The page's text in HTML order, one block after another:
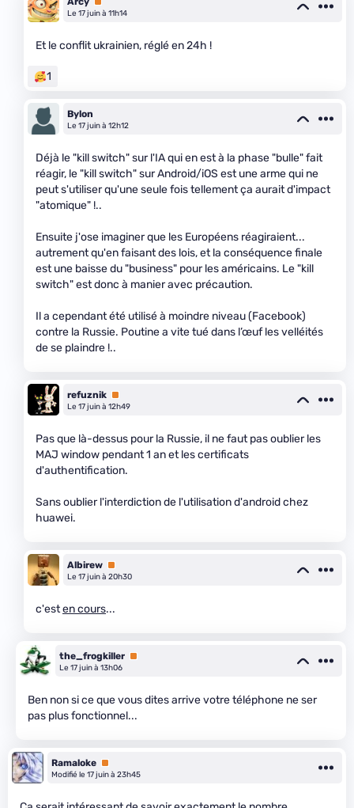
Le 17 juin à 11h14
Et le conflit ukrainien, réglé en 24h !
1
Bylon
Le 17 juin à 12h12
Déjà le "kill switch" sur l'IA qui en est à la phase "bulle" fait
réagir, le "kill switch" sur Android/iOS est une arme qui ne
peut s'utiliser qu'une seule fois tellement ça aurait d'impact
"atomique" !..
Ensuite j'ose imaginer que les Européens réagiraient...
autrement qu'en faisant des lois, et la conséquence finale
est une baisse du "business" pour les américains. Le "kill
switch" est donc à manier avec précaution.
Il a cependant été utilisé à moindre niveau (Facebook)
contre la Russie. Poutine a vite tué dans l’œuf les velléités
de se plaindre !..
refuznik Premium
Le 17 juin à 12h49
Pas que là-dessus pour la Russie, il ne faut pas oublier les
MAJ window pendant 1 an et les certificats
d'authentification.
Sans oublier l'interdiction de l'utilisation d'android chez
huawei.
Albirew Premium
Le 17 juin à 20h30
c'esten cours...
the_frogkiller Premium
Le 17 juin à 13h06
Ben non si ce que vous dites arrive votre téléphone ne ser
pas plus fonctionnel...
Ramaloke Premium
Modifié le 17 juin à 23h45